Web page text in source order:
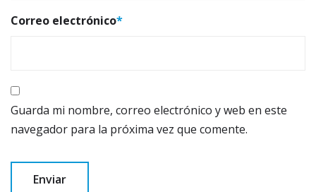
Correo electrónico*
Guarda mi nombre, correo electrónico y web en este
navegador para la próxima vez que comente.